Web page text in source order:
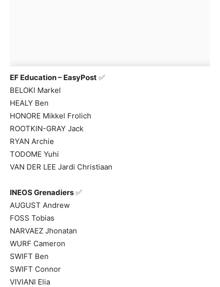
EF Education – EasyPost ✅
BELOKI Markel
HEALY Ben
HONORE Mikkel Frolich
ROOTKIN-GRAY Jack
RYAN Archie
TODOME Yuhi
VAN DER LEE Jardi Christiaan
INEOS Grenadiers ✅
AUGUST Andrew
FOSS Tobias
NARVAEZ Jhonatan
WURF Cameron
SWIFT Ben
SWIFT Connor
VIVIANI Elia